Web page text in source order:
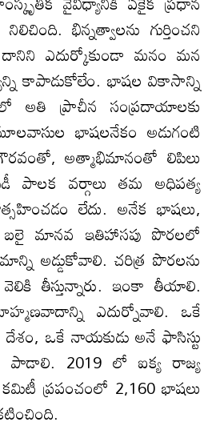
భిన్నత్వాలను గుర్తించని
ఎదుర్కోకుండా మనం మన
కాపాడుకోలేం. భాషల వికాసాన్ని
అతి ప్రాచీన సంప్రదాయాలకు
భాషలనేకం అడుగంటి
అత్మాభిమానంతో లిపిలు
పాలక వర్గాలు తమ అధిపత్య
లేదు. అనేక భాషలు,
బలై మానవ ఇతిహాసపు పొరలలో
అడ్డుకోవాలి. చరిత్ర పొరలను
తీస్తున్నారు. ఇంకా తీయాలి.
ఎదుర్నోవాలి. ఒకే
ఒకే నాయకుడు అనే ఫాసిస్టు
2019 లో ఐక్య రాజ్య
ప్రపంచంలో 2,160 భాషలు